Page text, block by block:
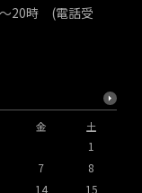
金
土
1
7
8
14 15
～20時 (電話受